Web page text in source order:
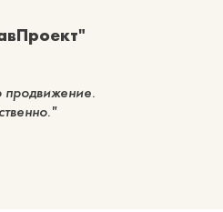
продвижение.